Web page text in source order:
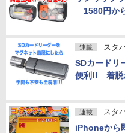
1580円か
連載 スタ
SDカードリ
便利!! 着脱
連載 スタ
iPhoneから